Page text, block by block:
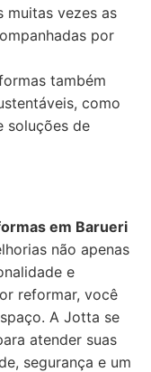
muitas vezes as
por
também
como
soluções de
em Barueri
não apenas
e
reformar, você
A Jotta se
atender suas
segurança e um